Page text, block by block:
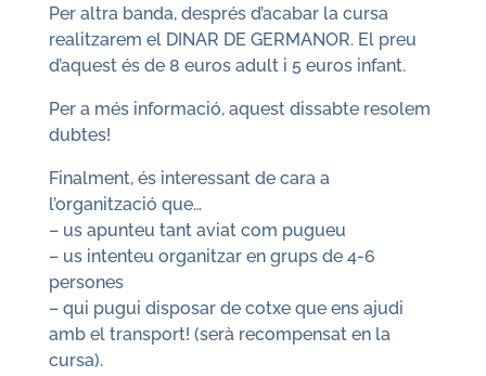
Per altra banda, després d’acabar la cursa
realitzarem el DINAR DE GERMANOR. El preu
d’aquest és de 8 euros adult i 5 euros infant.
Per a més informació, aquest dissabte resolem
dubtes!
Finalment, és interessant de cara a
l’organització que…
– us apunteu tant aviat com pugueu
– us intenteu organitzar en grups de 4-6
persones
– qui pugui disposar de cotxe que ens ajudi
amb el transport! (serà recompensat en la
cursa).